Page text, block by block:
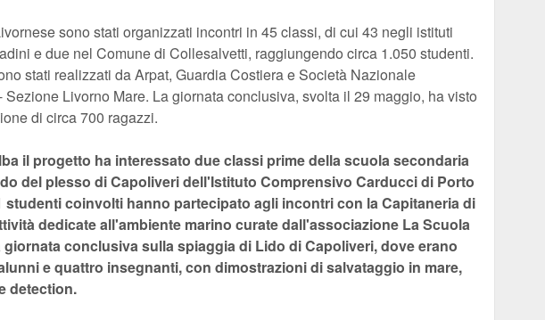
sono stati organizzati incontri in 45 classi, di cui 43 negli istituti
e due nel Comune di Collesalvetti, raggiungendo circa 1.050 studenti.
stati realizzati da Arpat, Guardia Costiera e Società Nazionale
Sezione Livorno Mare. La giornata conclusiva, svolta il 29 maggio, ha visto
di circa 700 ragazzi.
il progetto ha interessato due classi prime della scuola secondaria
del plesso di Capoliveri dell'Istituto Comprensivo Carducci di Porto
studenti coinvolti hanno partecipato agli incontri con la Capitaneria di
dedicate all'ambiente marino curate dall'associazione La Scuola
giornata conclusiva sulla spiaggia di Lido di Capoliveri, dove erano
e quattro insegnanti, con dimostrazioni di salvataggio in mare,
detection.